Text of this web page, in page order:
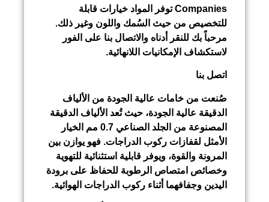
Companiesتوفر المواد خيارات قابلة
للتخصيص من حيث السُمك واللون وغير ذلك.
مرحباً بك للنقر أدناه والاتصال بنا على الفور
لاستكشاف الإمكانيات اللانهائية.
اتصل بنا
صُنعت من خامات عالية الجودة من الألياف
الدقيقة عالية الجودة، حيث تُعد الألياف الدقيقة
المصنوعة من الجلد الصناعي 0.7 مم الخيار
الأمثل لقفازات ركوب الدراجات. فهو يوازن بين
المرونة والقوة، ويوفر قابلية استثنائية للتهوية
وخصائص امتصاص الرطوبة للحفاظ على برودة
اليدين وجفافهما أثناء ركوب الدراجات الهوائية.